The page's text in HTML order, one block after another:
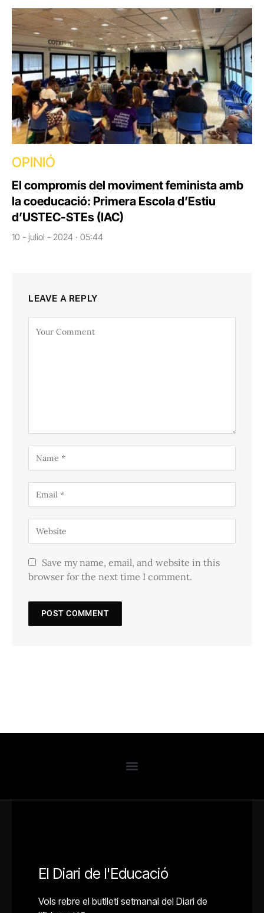
OPINIÓ
El compromís del moviment feminista amb
la coeducació: Primera Escola d’Estiu
d’USTEC-STEs (IAC)
10 - juliol - 2024 · 05:44
LEAVE A REPLY
Save my name, email, and website in this
browser for the next time I comment.